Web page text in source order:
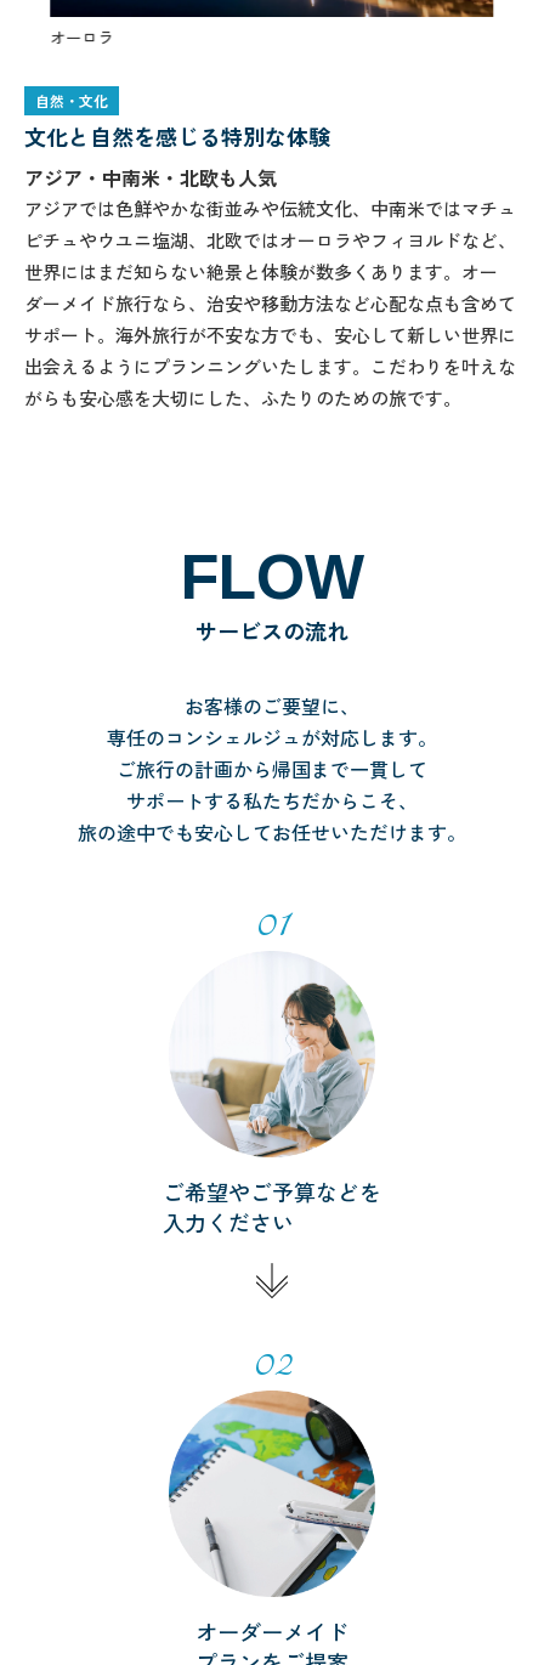
オーロラ
オー
自然・文化
文化と自然を感じる特別な体験
アジア・中南米・北欧も人気
アジアでは色鮮やかな街並みや伝統文化、中南米ではマチュ
ピチュやウユニ塩湖、北欧ではオーロラやフィヨルドなど、
世界にはまだ知らない絶景と体験が数多くあります。オー
ダーメイド旅行なら、治安や移動方法など心配な点も含めて
サポート。海外旅行が不安な方でも、安心して新しい世界に
出会えるようにプランニングいたします。こだわりを叶えな
がらも安心感を大切にした、ふたりのための旅です。
FLOW
サービスの流れ
お客様のご要望に、
専任のコンシェルジュが対応します。
ご旅行の計画から帰国まで一貫して
サポートする私たちだからこそ、
旅の途中でも安心してお任せいただけます。
01
ご希望やご予算などを
入力ください
02
オーダーメイド